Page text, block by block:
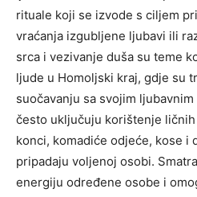
rituale koji se izvode s ciljem
vraćanja izgubljene ljubavi ili
srca i vezivanje duša su teme
ljude u Homoljski kraj, gdje su
suočavanju sa svojim
često uključuju korištenje
konci, komadiće odjeće, kose i
pripadaju voljenoj osobi.
energiju određene osobe i